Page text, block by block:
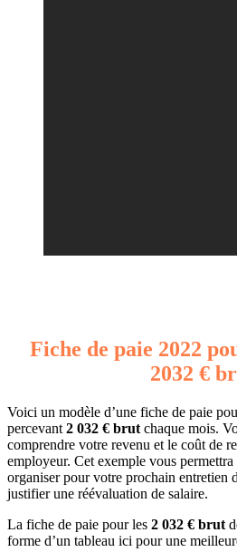
Fiche de paie 2022
2032 €
Voici un modèle d’une fiche de paie
percevant 2 032 € brut chaque mois.
comprendre votre revenu et le coût de
employeur. Cet exemple vous
organiser pour votre prochain entretien
justifier une réévaluation de salaire.
La fiche de paie pour les 2 032 € brut
forme d’un tableau ici pour une